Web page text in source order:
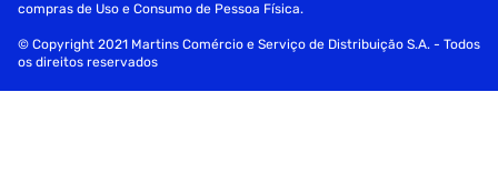
compras de Uso e Consumo de Pessoa Física.
© Copyright 2021 Martins Comércio e Serviço de Distribuição S.A. - Todos
os direitos reservados